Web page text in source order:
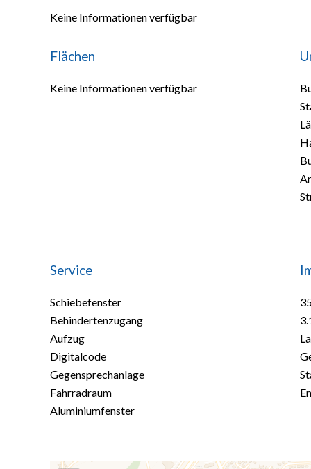
Keine Informationen verfügbar
Flächen
Keine Informationen verfügbar
Service
Schiebefenster
Behindertenzugang
Aufzug
Digitalcode
Gegensprechanlage
Fahrradraum
Aluminiumfenster